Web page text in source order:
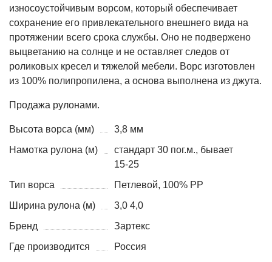
износоустойчивым ворсом, который обеспечивает
сохранение его привлекательного внешнего вида на
протяжении всего срока службы. Оно не подвержено
выцветанию на солнце и не оставляет следов от
роликовых кресел и тяжелой мебели. Ворс изготовлен
из 100% полипропилена, а основа выполнена из джута.
Продажа рулонами.
Высота ворса (мм)
3,8 мм
Намотка рулона (м)
стандарт 30 пог.м., бывает
15-25
Тип ворса
Петлевой, 100% PP
Ширина рулона (м)
3,0 4,0
Бренд
Зартекс
Где производится
Россия